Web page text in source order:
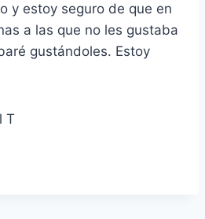
y estoy seguro de que en
a las que no les gustaba
gustándoles. Estoy
T